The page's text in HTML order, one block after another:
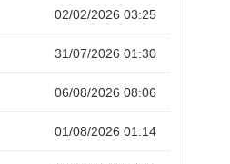
02/02/2026 03:25
31/07/2026 01:30
06/08/2026 08:06
01/08/2026 01:14